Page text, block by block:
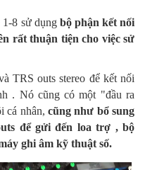
8 sử dụng bộ phận kết nối
rất thuận tiện cho việc sử
TRS outs stereo để kết nối
. Nó cũng có một "đầu ra
cá nhân, cũng như bổ sung
để gửi đến loa trợ , bộ
ghi âm kỹ thuật số.